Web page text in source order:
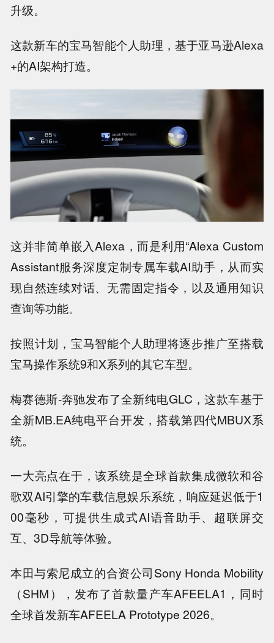
升级。
这款新车的宝马智能个人助理，基于亚马逊Alexa
+的AI架构打造。
这并非简单嵌入Alexa，而是利用“Alexa Custom
Assistant服务深度定制专属车载AI助手，从而实
现自然连续对话、无需固定指令，以及通用知识
查询等功能。
按照计划，宝马智能个人助理将逐步推广至搭载
宝马操作系统9和X系列的其它车型。
梅赛德斯-奔驰发布了全新纯电GLC，这款车基于
全新MB.EA纯电平台开发，搭载第四代MBUX系
统。
一大亮点在于，该系统是全球首款集成微软和谷
歌双AI引擎的车载信息娱乐系统，响应延迟低于1
00毫秒，可提供生成式AI语音助手、超联屏交
互、3D导航等体验。
本田与索尼成立的合资公司Sony Honda Mobility
（SHM），发布了首款量产车AFEELA1，同时
全球首发新车AFEELA Prototype 2026。